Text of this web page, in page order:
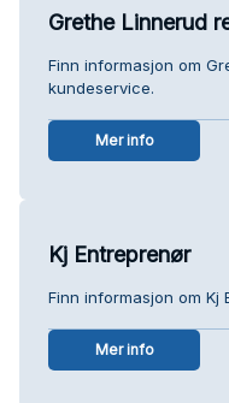
Grethe Linnerud
Finn informasjon om
kundeservice.
Mer info
Kj Entreprenør
Finn informasjon om Kj
Mer info